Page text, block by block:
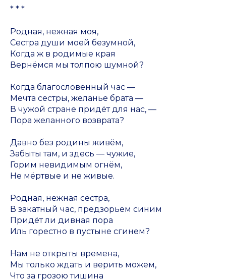
* * *
Родная, нежная моя,
Сестра души моей безумной,
Когда ж в родимые края
Вернёмся мы толпою шумной?
Когда благословенный час —
Мечта сестры, желанье брата —
В чужой стране придёт для нас, —
Пора желанного возврата?
Давно без родины живём,
Забыты там, и здесь — чужие,
Горим невидимым огнём,
Не мёртвые и не живые.
Родная, нежная сестра,
В закатный час, предзорьем синим
Придёт ли дивная пора
Иль горестно в пустыне сгинем?
Нам не открыты времена,
Мы только ждать и верить можем,
Что за грозою тишина